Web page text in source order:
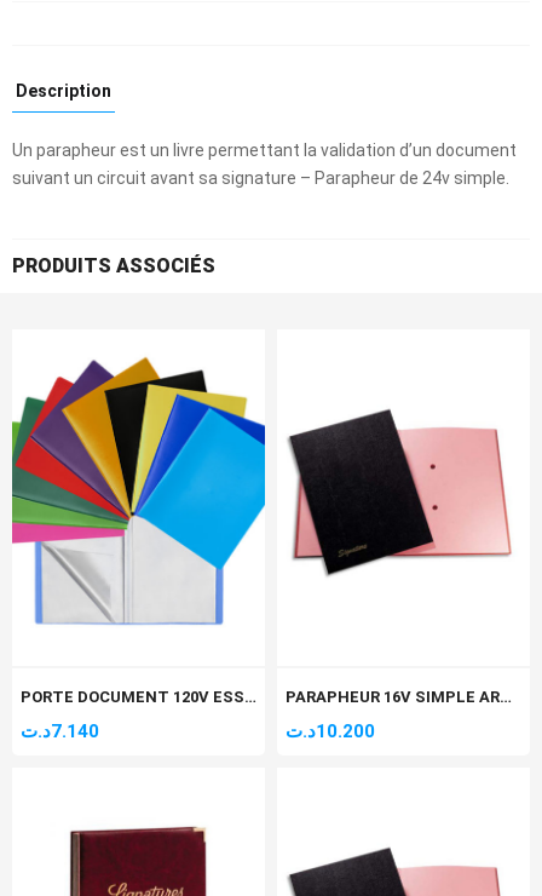
Description
Un parapheur est un livre permettant la validation d’un document
suivant un circuit avant sa signature – Parapheur de 24v simple.
PRODUITS ASSOCIÉS
PORTE DOCUMENT 120V ESSENTIAL
7.140د.ت
PARAPHEUR 16V SIMPLE ARABE
10.200د.ت